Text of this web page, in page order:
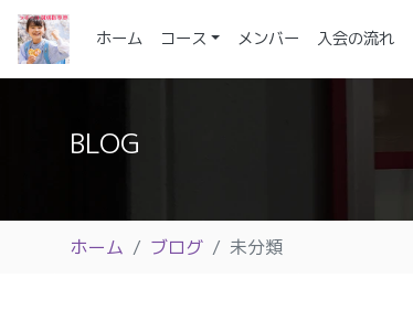
ホーム(current)
コース メンバー 入会の流れ
BLOG
ホーム ブログ 未分類